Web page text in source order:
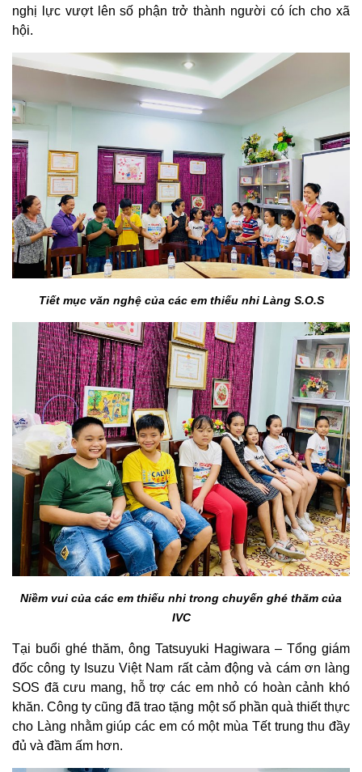
nghị lực vượt lên số phận trở thành người có ích cho xã
hội.
Tiết mục văn nghệ của các em thiếu nhi Làng S.O.S
Niềm vui của các em thiếu nhi trong chuyến ghé thăm của
IVC
Tại buổi ghé thăm, ông Tatsuyuki Hagiwara – Tổng giám
đốc công ty Isuzu Việt Nam rất cảm động và cám ơn làng
SOS đã cưu mang, hỗ trợ các em nhỏ có hoàn cảnh khó
khăn. Công ty cũng đã trao tặng một số phần quà thiết thực
cho Làng nhằm giúp các em có một mùa Tết trung thu đầy
đủ và đầm ấm hơn.